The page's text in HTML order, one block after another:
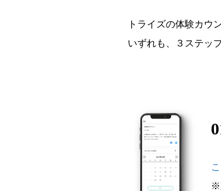
トライズの体験カウ
いずれも、３ステッ
※